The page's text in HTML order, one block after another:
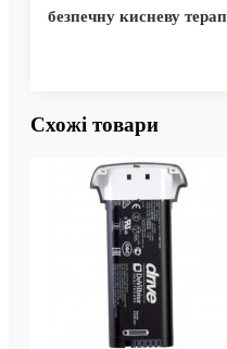
безпечну кисневу
Схожі товари